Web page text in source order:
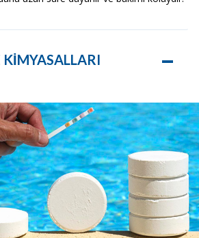
KİMYASALLARI –